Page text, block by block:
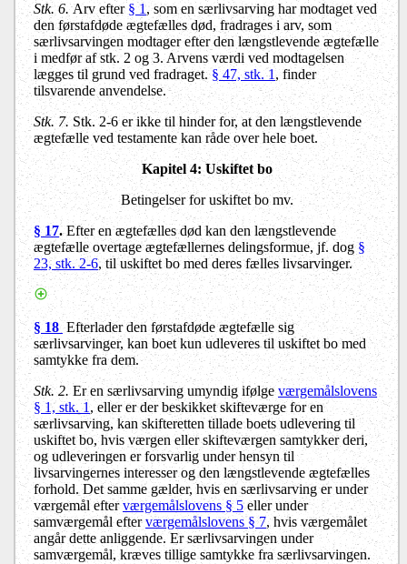
Stk. 6. Arv efter § 1, som en særlivsarving har modtaget ved
den førstafdøde ægtefælles død, fradrages i arv, som
særlivsarvingen modtager efter den længstlevende ægtefælle
i medfør af stk. 2 og 3. Arvens værdi ved modtagelsen
lægges til grund ved fradraget.§ 47, stk. 1, finder
tilsvarende anvendelse.
Stk. 7. Stk. 2-6 er ikke til hinder for, at den længstlevende
ægtefælle ved testamente kan råde over hele boet.
Kapitel 4: Uskiftet bo
Betingelser for uskiftet bo mv.
§ 17.Efter en ægtefælles død kan den længstlevende
ægtefælle overtage ægtefællernes delingsformue, jf. dog§
23, stk. 2-6, til uskiftet bo med deres fælles livsarvinger.
§ 18 Efterlader den førstafdøde ægtefælle sig
særlivsarvinger, kan boet kun udleveres til uskiftet bo med
samtykke fra dem.
Stk. 2. Er en særlivsarving umyndig ifølgeværgemålslovens
§ 1, stk. 1 , eller er der beskikket skifteværge for en
særlivsarving, kan skifteretten tillade boets udlevering til
uskiftet bo, hvis værgen eller skifteværgen samtykker deri,
og udleveringen er forsvarlig under hensyn til
livsarvingernes interesser og den længstlevende ægtefælles
forhold. Det samme gælder, hvis en særlivsarving er under
værgemål efterværgemålslovens § 5eller under
samværgemål efterværgemålslovens § 7, hvis værgemålet
angår dette anliggende. Er særlivsarvingen under
samværgemål, kræves tillige samtykke fra særlivsarvingen.